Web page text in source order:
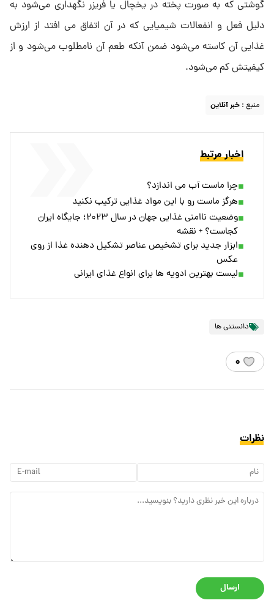
گوشتی که به صورت پخته در یخچال یا فریزر نگهداری می‌شود به
دلیل فعل و انفعالات شیمیایی که در آن اتفاق می افتد از ارزش
غذایی آن کاسته می‌شود ضمن آنکه طعم آن نامطلوب می‌شود و از
کیفیتش کم می‌شود.
منبع : خبر آنلاین
اخبار مرتبط
چرا ماست آب می اندازد؟
هرگز ماست رو با این مواد غذایی ترکیب نکنید
وضعیت ناامنی غذایی جهان در سال ۲۰۲۳؛ جایگاه ایران
کجاست؟ + نقشه
ابزار جدید برای تشخیص عناصر تشکیل دهنده غذا از روی
عکس
لیست بهترین ادویه ها برای انواع غذای ایرانی
دانستنی ها
۰
نظرات
ارسال